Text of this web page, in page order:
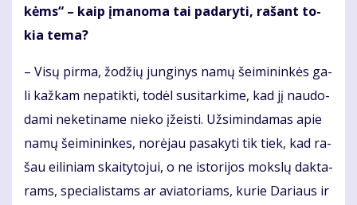
kėms“ – kaip įma­no­ma tai pa­da­ry­ti, ra­šant to­
kia te­ma?
– Vi­sų pir­ma, žo­džių jun­gi­nys na­mų šei­mi­nin­kės ga­
li kaž­kam ne­pa­tik­ti, to­dėl su­si­tar­ki­me, kad jį nau­do­
da­mi ne­ke­ti­na­me nie­ko įžeis­ti. Už­si­min­da­mas apie
na­mų šei­mi­nin­kes, no­rė­jau pa­sa­ky­ti tik tiek, kad ra­
šau ei­li­niam skai­ty­to­jui, o ne is­to­ri­jos moks­lų dak­ta­
rams, spe­cia­lis­tams ar avia­to­riams, ku­rie Da­riaus ir